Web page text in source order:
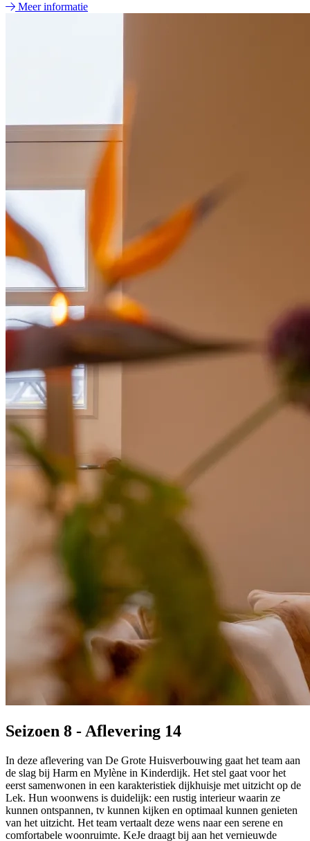
Meer informatie
Seizoen 8 - Aflevering 14
In deze aflevering van De Grote Huisverbouwing gaat het team aan
de slag bij Harm en Mylène in Kinderdijk. Het stel gaat voor het
eerst samenwonen in een karakteristiek dijkhuisje met uitzicht op de
Lek. Hun woonwens is duidelijk: een rustig interieur waarin ze
kunnen ontspannen, tv kunnen kijken en optimaal kunnen genieten
van het uitzicht. Het team vertaalt deze wens naar een serene en
comfortabele woonruimte. KeJe draagt bij aan het vernieuwde